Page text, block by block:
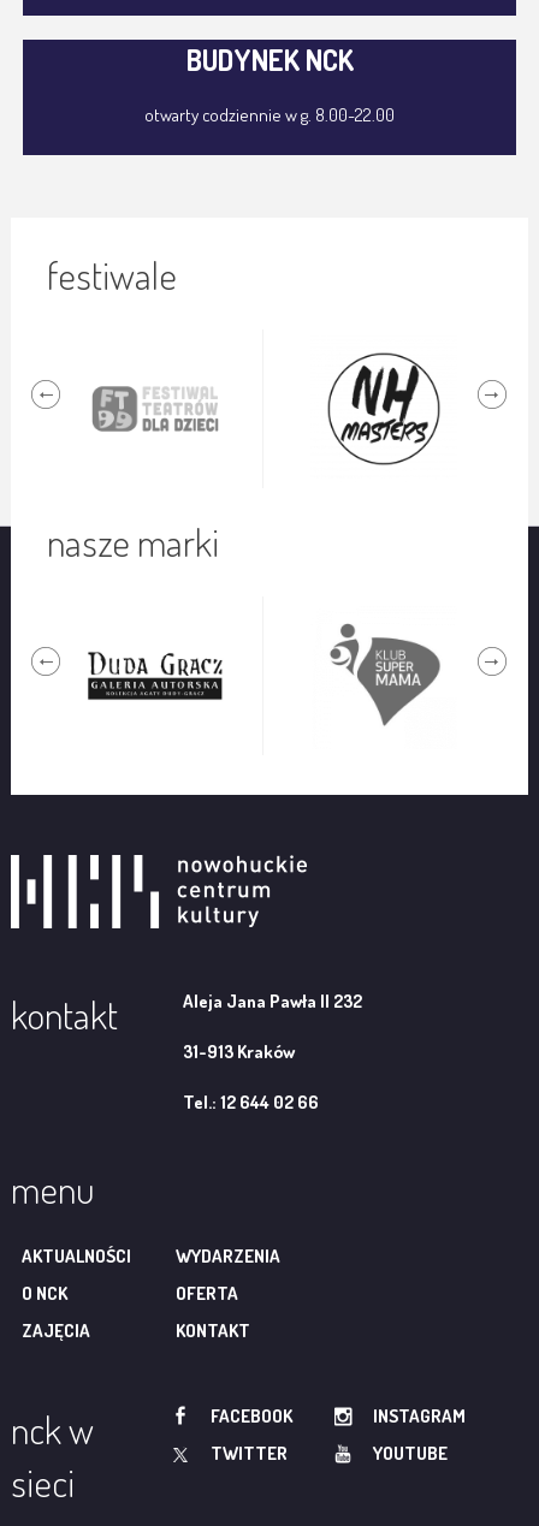
BUDYNEK NCK
otwarty codziennie w g. 8.00-22.00
festiwale
nasze marki
kontakt Aleja Jana Pawła II 232
31-913 Kraków
Tel.: 12 644 02 66
menu
AKTUALNOŚCI
WYDARZENIA
O NCK
OFERTA
ZAJĘCIA
KONTAKT
nck w
sieci
FACEBOOK
INSTAGRAM
TWITTER
YOUTUBE